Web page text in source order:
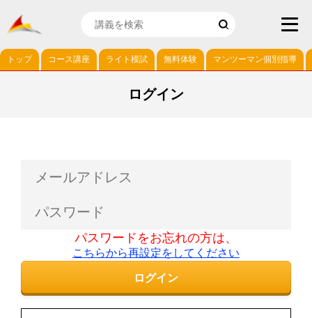
トップ コース講座 ライト模試 無料体験 マンツーマン個別指導
ログイン
パスワードをお忘れの方は、
こちらから再設定をしてください
ログイン